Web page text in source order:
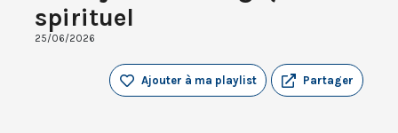
spirituel
25/06/2026
Partager
Ajouter à ma playlist